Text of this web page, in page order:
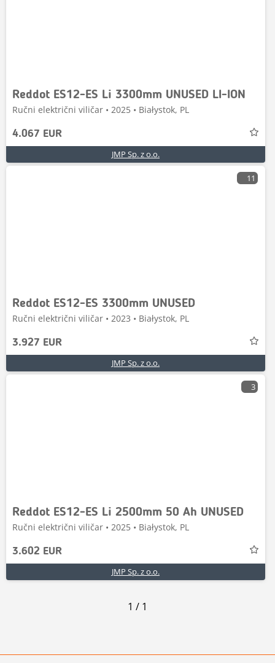
Reddot ES12-ES Li 3300mm UNUSED LI-ION
Ručni električni viličar • 2025 • Białystok, PL
4.067 EUR
JMP Sp. z o.o.
11
Reddot ES12-ES 3300mm UNUSED
Ručni električni viličar • 2023 • Białystok, PL
3.927 EUR
JMP Sp. z o.o.
3
Reddot ES12-ES Li 2500mm 50 Ah UNUSED
Ručni električni viličar • 2025 • Białystok, PL
3.602 EUR
JMP Sp. z o.o.
1 / 1